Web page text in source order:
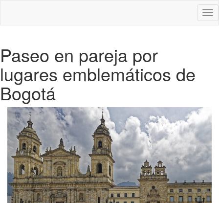
Paseo en pareja por
lugares emblemáticos de
Bogotá